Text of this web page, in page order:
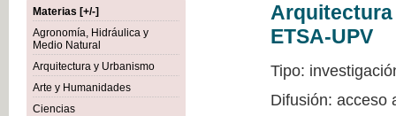
Materias [+/-]
Agronomía, Hidráulica y
Medio Natural
Arquitectura y Urbanismo
Arte y Humanidades
Ciencias
Arquitectura
ETSA-UPV
Tipo:
Difusión: acceso